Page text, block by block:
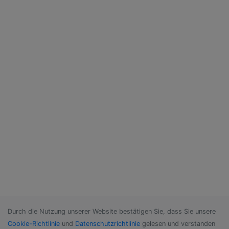
Durch die Nutzung unserer Website bestätigen Sie, dass Sie unsere
Cookie-Richtlinie und Datenschutzrichtlinie gelesen und verstanden